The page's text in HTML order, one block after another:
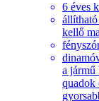
6 éves
kellő
a jármű
quadok